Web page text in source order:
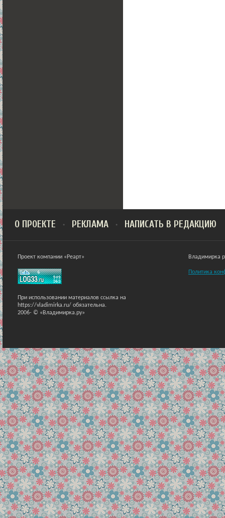
О ПРОЕКТЕ РЕКЛАМА НАПИСАТЬ В РЕДАКЦИЮ
Проект компании «Реарт»
При использовании материалов ссылка на
https://vladimirka.ru/ обязательна.
2006- © «Владимирка.ру»
Владимирка
Политика